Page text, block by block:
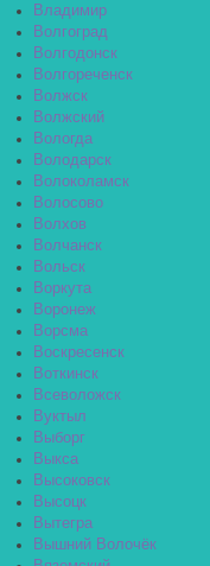
Владимир
Волгоград
Волгодонск
Волгореченск
Волжск
Волжский
Вологда
Володарск
Волоколамск
Волосово
Волхов
Волчанск
Вольск
Воркута
Воронеж
Ворсма
Воскресенск
Воткинск
Всеволожск
Вуктыл
Выборг
Выкса
Высоковск
Высоцк
Вытегра
Вышний Волочёк